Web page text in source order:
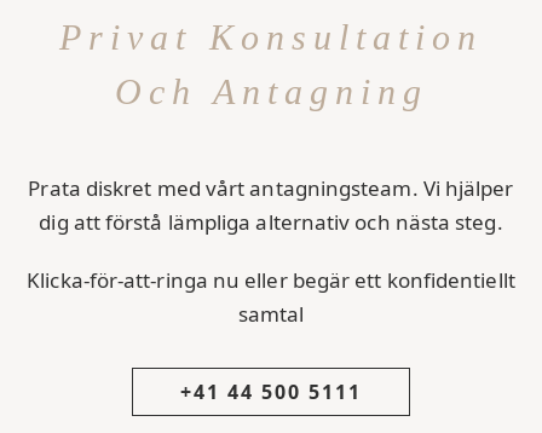
Privat Konsultation
Och Antagning
Prata diskret med vårt antagningsteam. Vi hjälper
dig att förstå lämpliga alternativ och nästa steg.
Klicka-för-att-ringa nu eller begär ett konfidentiellt
samtal
+41 44 500 5111